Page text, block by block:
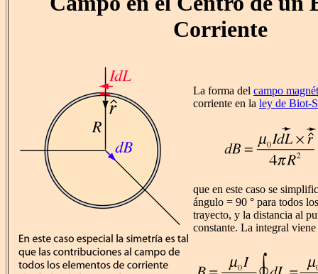
Corriente
La forma del campo
corriente en la ley de Biot-
que en este caso se
ángulo = 90 ° para todos
trayecto, y la distancia al
constante. La integral viene